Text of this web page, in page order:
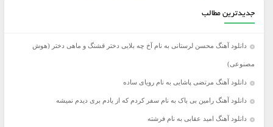
جدیدترین مطالب
دانلود آهنگ محسن لرستانی به نام آخ چه بلایی دختر قشنگ و ماهی دختر (هوش
مصنوعی)
دانلود آهنگ مرتضی پاشایی به نام رویای ساده
دانلود آهنگ رامین بی باک به نام سفر کردم که از یادم بری دیدم نمیشه
دانلود آهنگ امید عقابی به نام فرشته